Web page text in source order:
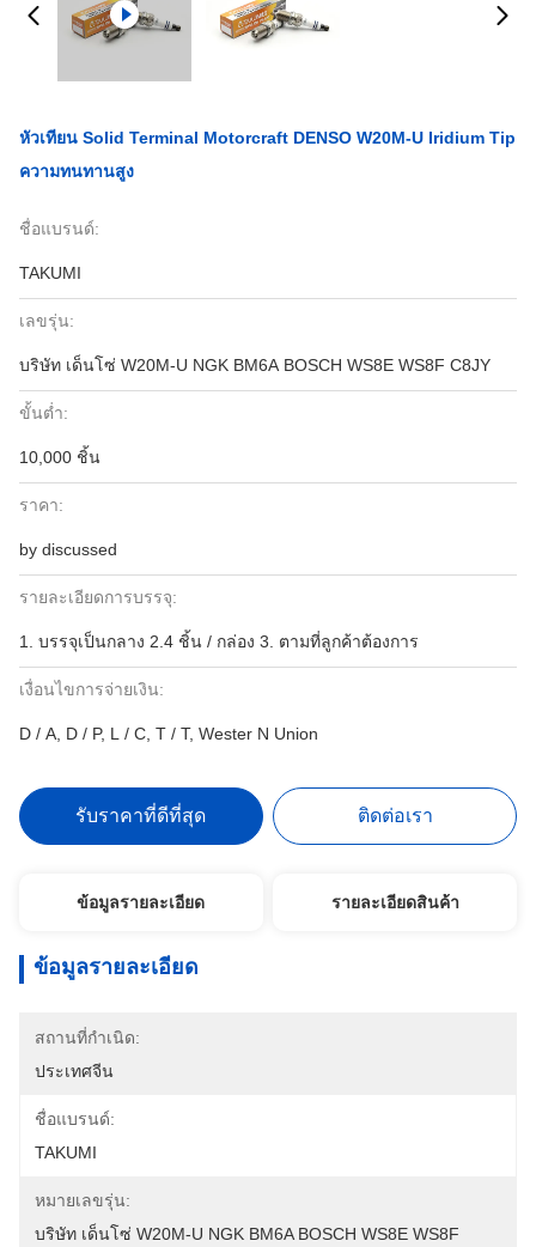
หัวเทียน Solid Terminal Motorcraft DENSO W20M-U Iridium Tip
ความทนทานสูง
ชื่อแบรนด์:
TAKUMI
เลขรุ่น:
บริษัท เด็นโซ่ W20M-U NGK BM6A BOSCH WS8E WS8F C8JY
ขั้นต่ำ:
10,000 ชิ้น
ราคา:
by discussed
รายละเอียดการบรรจุ:
1. บรรจุเป็นกลาง 2.4 ชิ้น / กล่อง 3. ตามที่ลูกค้าต้องการ
เงื่อนไขการจ่ายเงิน:
D / A, D / P, L / C, T / T, Wester N Union
รับราคาที่ดีที่สุด ติดต่อเรา
ข้อมูลรายละเอียด รายละเอียดสินค้า
ข้อมูลรายละเอียด
สถานที่กำเนิด:
ประเทศจีน
ชื่อแบรนด์:
TAKUMI
หมายเลขรุ่น:
บริษัท เด็นโซ่ W20M-U NGK BM6A BOSCH WS8E WS8F